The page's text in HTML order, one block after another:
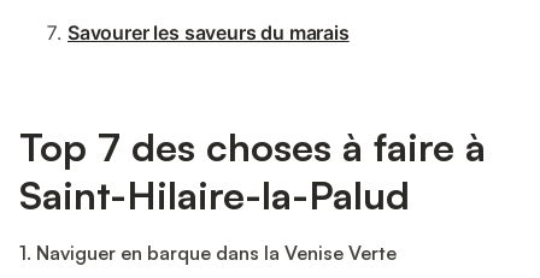
Savourer les saveurs du marais
Top 7 des choses à faire à
Saint-Hilaire-la-Palud
1. Naviguer en barque dans la Venise Verte